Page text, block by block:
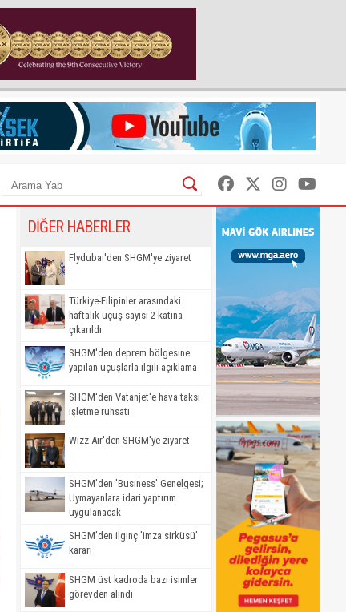
DİĞER HABERLER
Flydubai'den SHGM'ye ziyaret
Türkiye-Filipinler arasındaki
haftalık uçuş sayısı 2 katına
çıkarıldı
SHGM'den deprem bölgesine
yapılan uçuşlarla ilgili açıklama
SHGM'den Vatanjet'e hava taksi
işletme ruhsatı
Wizz Air'den SHGM'ye ziyaret
SHGM'den 'Business' Genelgesi;
Uymayanlara idari yaptırım
uygulanacak
SHGM'den ilginç 'imza sirküsü'
kararı
SHGM üst kadroda bazı isimler
görevden alındı